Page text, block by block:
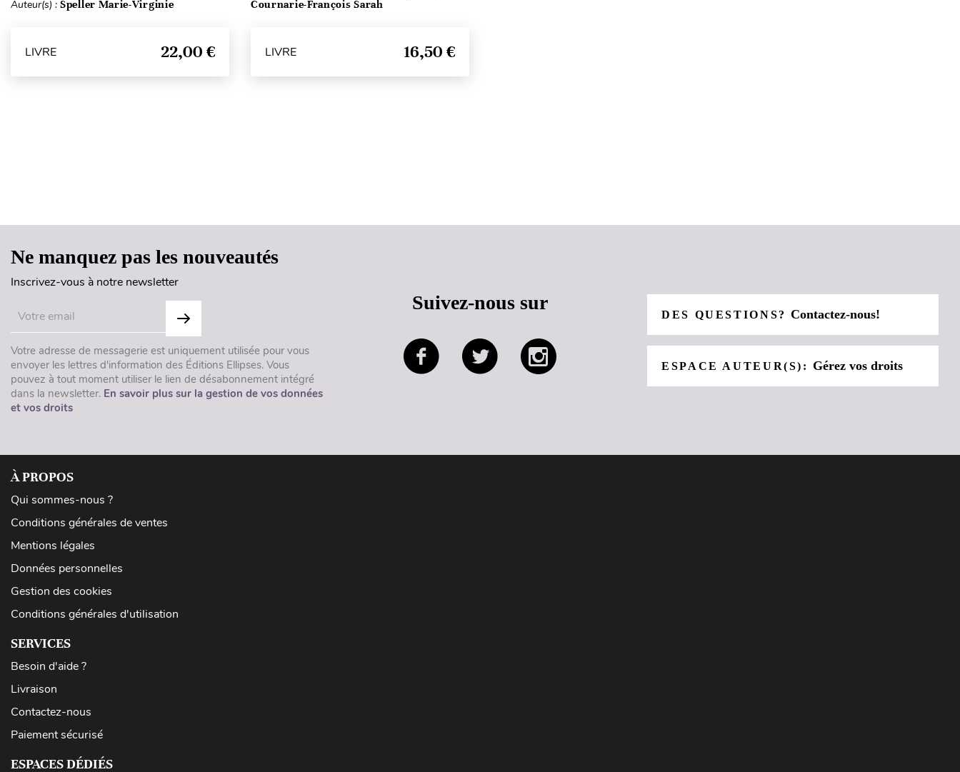
Auteur(s) : Speller Marie-Virginie
LIVRE 22,00 €
Cournarie-François Sarah
LIVRE 16,50 €
Ne manquez pas les nouveautés
Inscrivez-vous à notre newsletter
Votre adresse de messagerie est uniquement utilisée pour vous
envoyer les lettres d'information des Éditions Ellipses. Vous
pouvez à tout moment utiliser le lien de désabonnement intégré
dans la newsletter. En savoir plus sur la gestion de vos données
et vos droits
Suivez-nous sur
DES QUESTIONS?Contactez-nous!
ESPACE AUTEUR(S): Gérez vos droits
À PROPOS
Qui sommes-nous ?
Conditions générales de ventes
Mentions légales
Données personnelles
Gestion des cookies
Conditions générales d'utilisation
SERVICES
Besoin d'aide ?
Livraison
Contactez-nous
Paiement sécurisé
ESPACES DÉDIÉS